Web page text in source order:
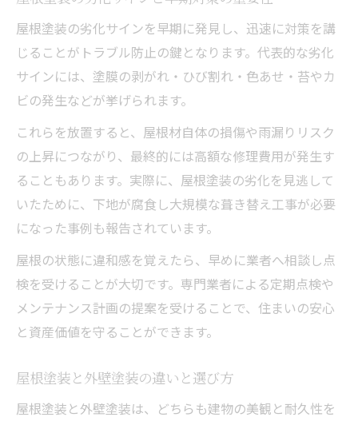
屋根塗装の劣化サインを早期に発見し、迅速に対策を講
じることがトラブル防止の鍵となります。代表的な劣化
サインには、塗膜の剥がれ・ひび割れ・色あせ・苔やカ
ビの発生などが挙げられます。
これらを放置すると、屋根材自体の損傷や雨漏りリスク
の上昇につながり、最終的には高額な修理費用が発生す
ることもあります。実際に、屋根塗装の劣化を見逃して
いたために、下地が腐食し大規模な葺き替え工事が必要
になった事例も報告されています。
屋根の状態に違和感を覚えたら、早めに業者へ相談し点
検を受けることが大切です。専門業者による定期点検や
メンテナンス計画の提案を受けることで、住まいの安心
と資産価値を守ることができます。
屋根塗装と外壁塗装の違いと選び方
屋根塗装と外壁塗装は、どちらも建物の美観と耐久性を